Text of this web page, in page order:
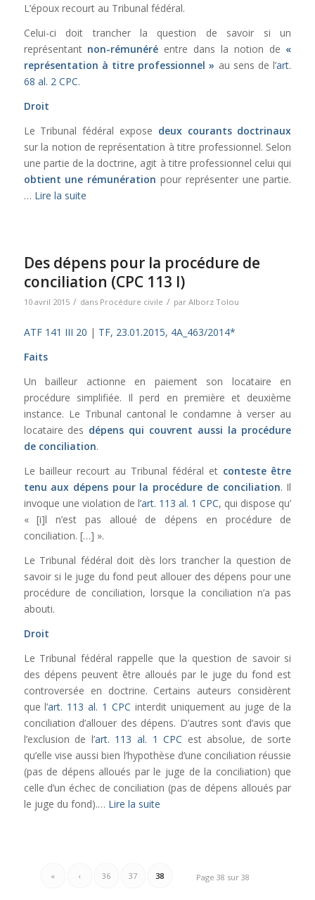
L’époux recourt au Tribunal fédéral.
Celui-ci doit trancher la question de savoir si un
représentant non-rémunéré entre dans la notion de «
représentation à titre professionnel » au sens de l’art.
68 al. 2 CPC.
Droit
Le Tribunal fédéral expose deux courants doctrinaux
sur la notion de représentation à titre professionnel. Selon
une partie de la doctrine, agit à titre professionnel celui qui
obtient une rémunération pour représenter une partie.
… Lire la suite
Des dépens pour la procédure de
conciliation (CPC 113 I)
10 avril 2015 / dans Procédure civile / par Alborz Tolou
ATF 141 III 20 | TF, 23.01.2015, 4A_463/2014*
Faits
Un bailleur actionne en paiement son locataire en
procédure simplifiée. Il perd en première et deuxième
instance. Le Tribunal cantonal le condamne à verser au
locataire des dépens qui couvrent aussi la procédure
de conciliation.
Le bailleur recourt au Tribunal fédéral et conteste être
tenu aux dépens pour la procédure de conciliation. Il
invoque une violation de l’art. 113 al. 1 CPC, qui dispose qu’
« [i]l n’est pas alloué de dépens en procédure de
conciliation. […] ».
Le Tribunal fédéral doit dès lors trancher la question de
savoir si le juge du fond peut allouer des dépens pour une
procédure de conciliation, lorsque la conciliation n’a pas
abouti.
Droit
Le Tribunal fédéral rappelle que la question de savoir si
des dépens peuvent être alloués par le juge du fond est
controversée en doctrine. Certains auteurs considèrent
que l’art. 113 al. 1 CPC interdit uniquement au juge de la
conciliation d’allouer des dépens. D’autres sont d’avis que
l’exclusion de l’art. 113 al. 1 CPC est absolue, de sorte
qu’elle vise aussi bien l’hypothèse d’une conciliation réussie
(pas de dépens alloués par le juge de la conciliation) que
celle d’un échec de conciliation (pas de dépens alloués par
le juge du fond).… Lire la suite
Page 38 sur 38
« ‹ 36 37 38